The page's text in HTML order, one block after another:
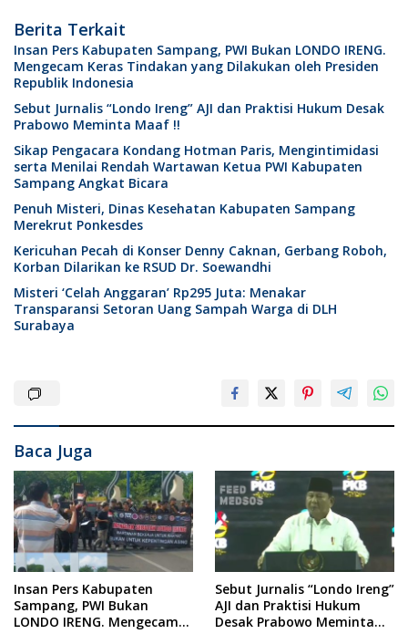
Berita Terkait
Insan Pers Kabupaten Sampang, PWI Bukan LONDO IRENG.
Mengecam Keras Tindakan yang Dilakukan oleh Presiden
Republik Indonesia
Sebut Jurnalis “Londo Ireng” AJI dan Praktisi Hukum Desak
Prabowo Meminta Maaf !!
Sikap Pengacara Kondang Hotman Paris, Mengintimidasi
serta Menilai Rendah Wartawan Ketua PWI Kabupaten
Sampang Angkat Bicara
Penuh Misteri, Dinas Kesehatan Kabupaten Sampang
Merekrut Ponkesdes
Kericuhan Pecah di Konser Denny Caknan, Gerbang Roboh,
Korban Dilarikan ke RSUD Dr. Soewandhi
Misteri ‘Celah Anggaran’ Rp295 Juta: Menakar
Transparansi Setoran Uang Sampah Warga di DLH
Surabaya
Baca Juga
Insan Pers Kabupaten
Sampang, PWI Bukan
LONDO IRENG. Mengecam
Sebut Jurnalis “Londo Ireng”
AJI dan Praktisi Hukum
Desak Prabowo Meminta